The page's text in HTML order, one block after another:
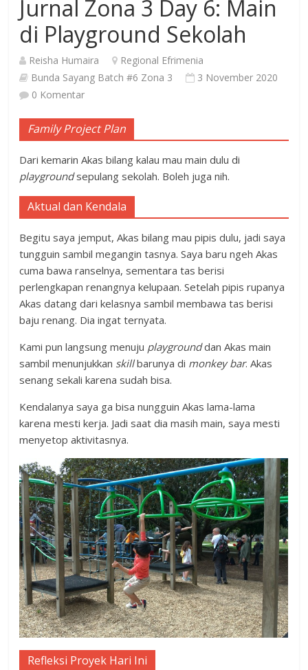
Jurnal Zona 3 Day 6: Main
di Playground Sekolah
Reisha Humaira
Regional Efrimenia
Bunda Sayang Batch #6 Zona 3
3 November 2020
0 Komentar
Family Project Plan
Dari kemarin Akas bilang kalau mau main dulu di
playgroundsepulang sekolah. Boleh juga nih.
Aktual dan Kendala
Begitu saya jemput, Akas bilang mau pipis dulu, jadi saya
tungguin sambil megangin tasnya. Saya baru ngeh Akas
cuma bawa ranselnya, sementara tas berisi
perlengkapan renangnya kelupaan. Setelah pipis rupanya
Akas datang dari kelasnya sambil membawa tas berisi
baju renang. Dia ingat ternyata.
Kami pun langsung menuju playgrounddan Akas main
sambil menunjukkan skillbarunya di monkey bar. Akas
senang sekali karena sudah bisa.
Kendalanya saya ga bisa nungguin Akas lama-lama
karena mesti kerja. Jadi saat dia masih main, saya mesti
menyetop aktivitasnya.
Refleksi Proyek Hari Ini